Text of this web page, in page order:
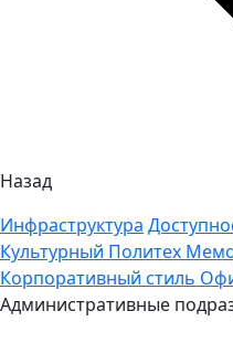
Назад
Инфраструктура
Культурный Политех
Корпоративный стиль
Административные